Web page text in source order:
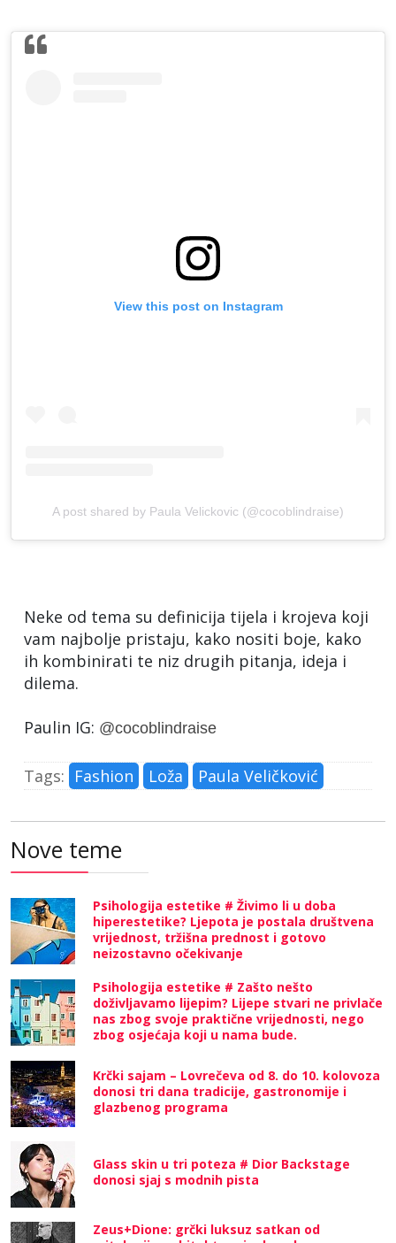
View this post on Instagram
A post shared by Paula Velickovic (@cocoblindraise)
Neke od tema su definicija tijela i krojeva koji
vam najbolje pristaju, kako nositi boje, kako
ih kombinirati te niz drugih pitanja, ideja i
dilema.
Paulin IG: @cocoblindraise
Tags: Fashion Loža Paula Veličković
Nove teme
Psihologija estetike # Živimo li u doba
hiperestetike? Ljepota je postala društvena
vrijednost, tržišna prednost i gotovo
neizostavno očekivanje
Psihologija estetike # Zašto nešto
doživljavamo lijepim? Lijepe stvari ne privlače
nas zbog svoje praktične vrijednosti, nego
zbog osjećaja koji u nama bude.
Krčki sajam – Lovrečeva od 8. do 10. kolovoza
donosi tri dana tradicije, gastronomije i
glazbenog programa
Glass skin u tri poteza # Dior Backstage
donosi sjaj s modnih pista
Zeus+Dione: grčki luksuz satkan od